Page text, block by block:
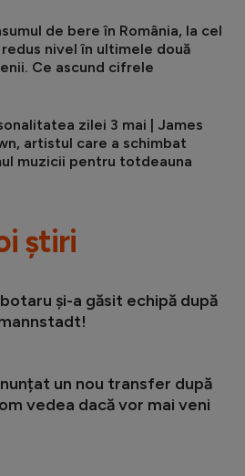
de bere în România, la cel
redus nivel în ultimele două
Ce ascund cifrele
zilei 3 mai | James
artistul care a schimbat
muzicii pentru totdeauna
știri
și-a găsit echipă după
un nou transfer după
vedea dacă vor mai veni